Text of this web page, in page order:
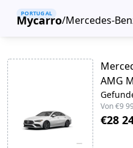
Mycarro
PORTUGAL
/Mercedes-
AMG
Von€9
€28